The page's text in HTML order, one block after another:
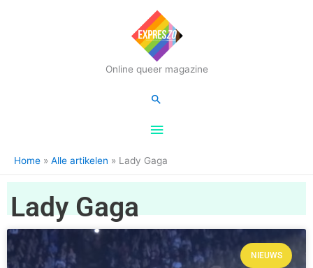
Online queer magazine
Hoofdmenu
Zoeken
Home Alle artikelen Lady Gaga
Lady Gaga
NIEUWS